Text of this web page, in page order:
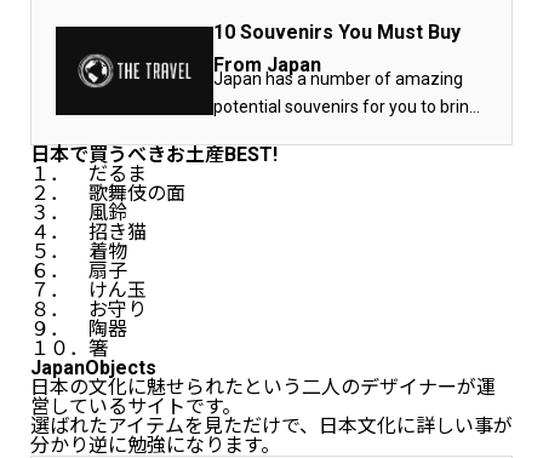
10 Souvenirs You Must Buy
From Japan
Japan has a number of amazing
potential souvenirs for you to bring
日本で買うべきお土産BEST!
１． だるま
２． 歌舞伎の面
３． 風鈴
４． 招き猫
５． 着物
６． 扇子
７． けん玉
８． お守り
９． 陶器
１０．箸
JapanObjects
日本の文化に魅せられたという二人のデザイナーが運
営しているサイトです。
選ばれたアイテムを見ただけで、日本文化に詳しい事が
分かり逆に勉強になります。